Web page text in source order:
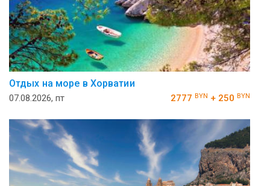
Отдых на море в Хорватии
07.08.2026, пт 2777 BYN + 250 BYN